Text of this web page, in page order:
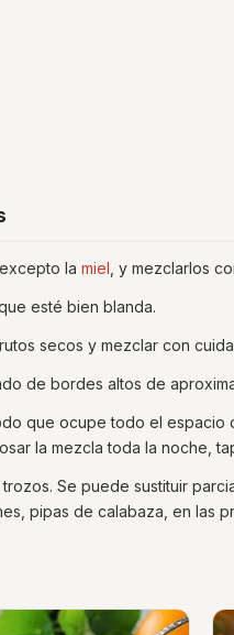
la miel , y mezclarlos
esté bien blanda.
secos y mezclar con
de bordes altos de
que ocupe todo el espacio
la mezcla toda la noche,
Se puede sustituir
pipas de calabaza, en las